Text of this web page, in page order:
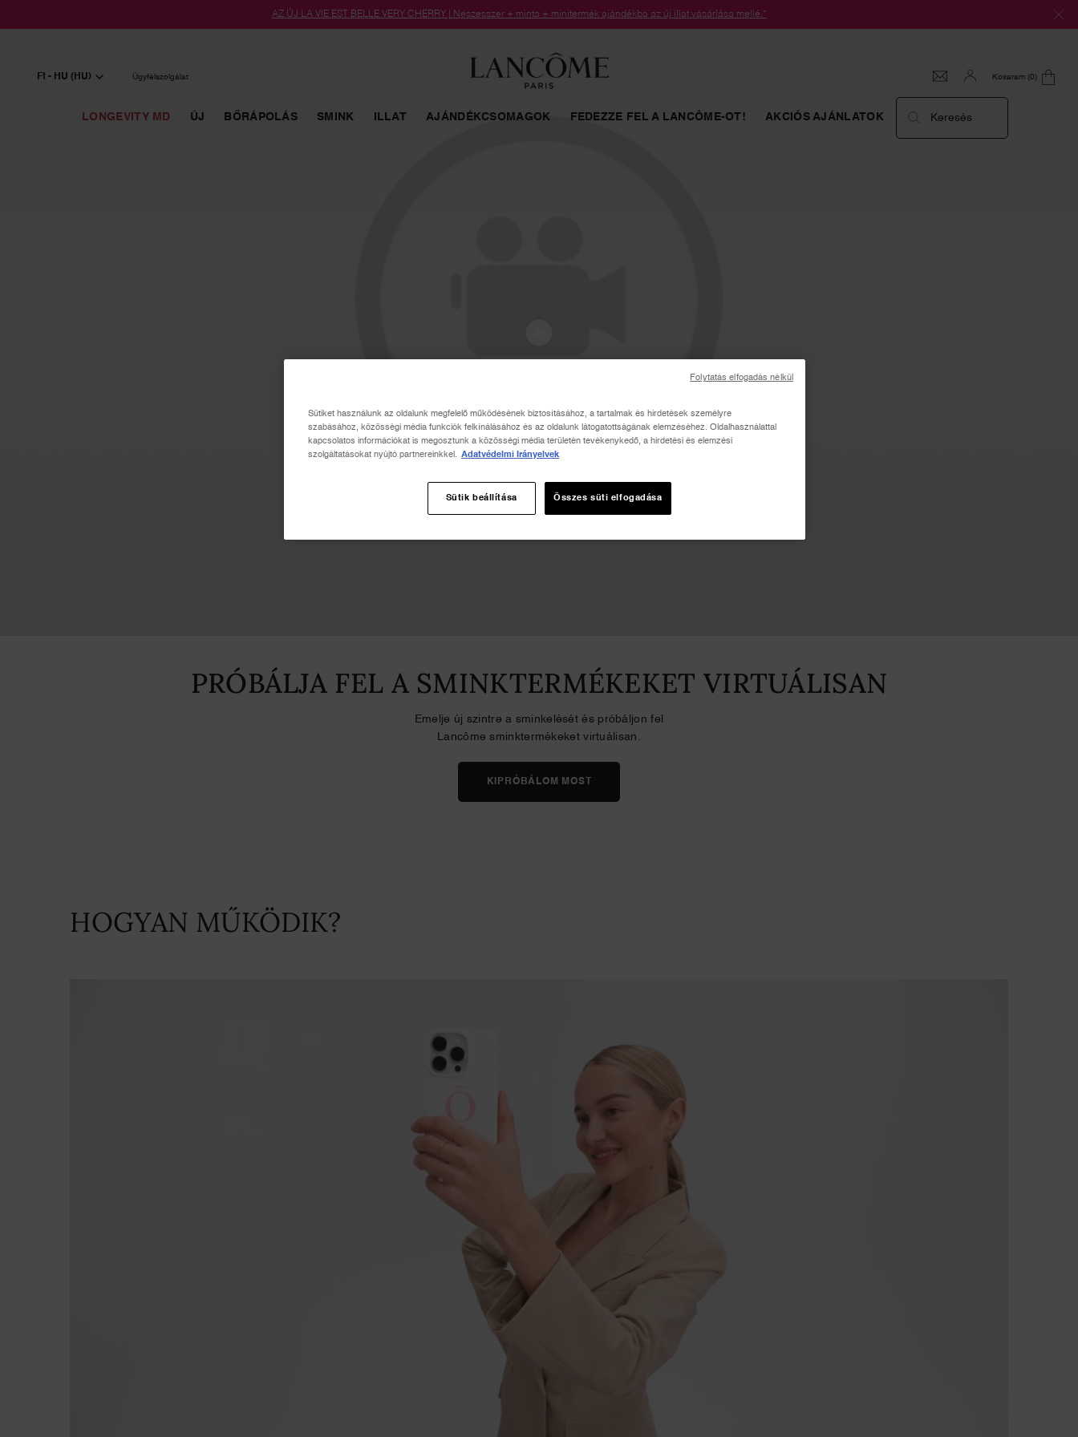
AZ ÚJ LA VIE EST BELLE VERY CHERRY | Neszesszer + minta + minitermék ajándékba az új illat vásárlása mellé.*
Ft - HU (HU) Ügyfélszolgálat Kosaram 0
0 termék
LONGEVITY MD ÚJ BŐRÁPOLÁS SMINK ILLAT AJÁNDÉKCSOMAGOK FEDEZZE FEL A LANCÔME-OT! AKCIÓS AJÁNLATOK Keresés
PRÓBÁLJA FEL A SMINKTERMÉKEKET VIRTUÁLISAN
Emelje új szintre a sminkelését és próbáljon fel
Lancôme sminktermékeket virtuálisan.
KIPRÓBÁLOM MOST
HOGYAN MŰKÖDIK?
Sütiket használunk az oldalunk megfelelő működésének biztosításához, a tartalmak és hirdetések személyre
szabásához, közösségi média funkciók felkínálásához és az oldalunk látogatottságának elemzéséhez. Oldalhasználattal
kapcsolatos információkat is megosztunk a közösségi média területén tevékenykedő, a hirdetési és elemzési
szolgáltatásokat nyújtó partnereinkkel. Adatvédelmi Irányelvek
Sütik beállítása Összes süti elfogadása
Folytatás elfogadás nélkül